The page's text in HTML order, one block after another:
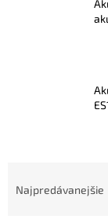
Najpredávanejšie